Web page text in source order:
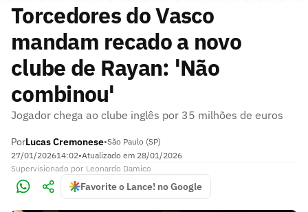
Torcedores do Vasco
mandam recado a novo
clube de Rayan: 'Não
combinou'
Jogador chega ao clube inglês por 35 milhões de euros
PorLucas Cremonese•São Paulo (SP)
27/01/202614:02•Atualizado em 28/01/2026
Supervisionado por Leonardo Damico
Favorite o Lance! no Google